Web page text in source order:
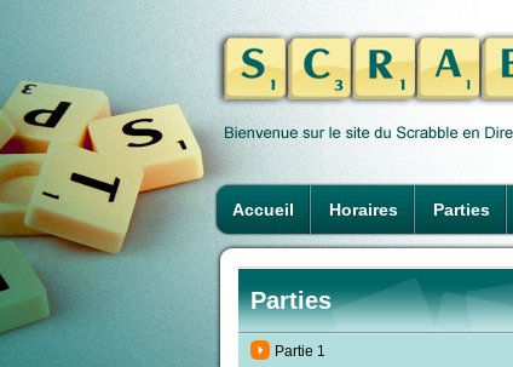
Accueil Horaires Parties
Parties
Partie 1